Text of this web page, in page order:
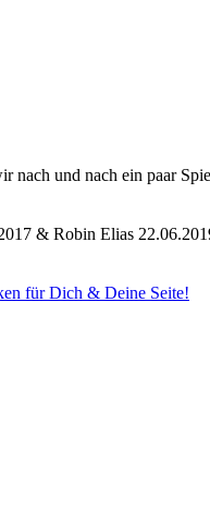
nach und nach ein paar
& Robin Elias
für Dich & Deine Seite!